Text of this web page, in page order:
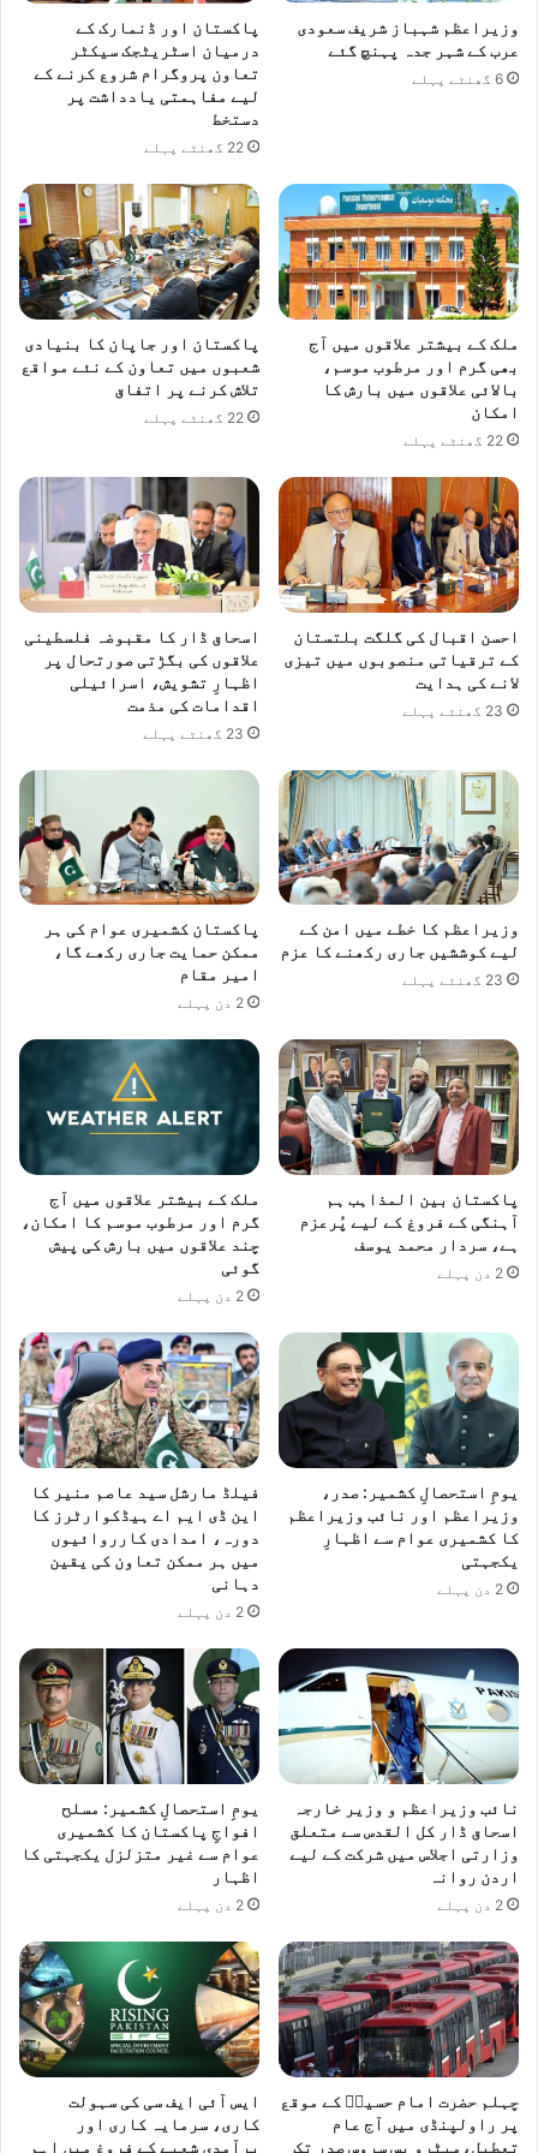
وزیراعظم شہباز شریف سعودی
عرب کے شہر جدہ پہنچ گئے
6 گھنٹے پہلے
پاکستان اور ڈنمارک کے
درمیان اسٹریٹجک سیکٹر
تعاون پروگرام شروع کرنے کے
لیے مفاہمتی یادداشت پر
دستخط
22 گھنٹے پہلے
ملک کے بیشتر علاقوں میں آج
بھی گرم اور مرطوب موسم،
بالائی علاقوں میں بارش کا
امکان
22 گھنٹے پہلے
پاکستان اور جاپان کا بنیادی
شعبوں میں تعاون کے نئے مواقع
تلاش کرنے پر اتفاق
22 گھنٹے پہلے
احسن اقبال کی گلگت بلتستان
کے ترقیاتی منصوبوں میں تیزی
لانے کی ہدایت
23 گھنٹے پہلے
اسحاق ڈار کا مقبوضہ فلسطینی
علاقوں کی بگڑتی صورتحال پر
اظہارِ تشویش، اسرائیلی
اقدامات کی مذمت
23 گھنٹے پہلے
وزیراعظم کا خطے میں امن کے
لیے کوششیں جاری رکھنے کا عزم
23 گھنٹے پہلے
پاکستان کشمیری عوام کی ہر
ممکن حمایت جاری رکھے گا،
امیر مقام
2 دن پہلے
پاکستان بین المذاہب ہم
آہنگی کے فروغ کے لیے پُرعزم
ہے، سردار محمد یوسف
2 دن پہلے
ملک کے بیشتر علاقوں میں آج
گرم اور مرطوب موسم کا امکان،
چند علاقوں میں بارش کی پیش
گوئی
2 دن پہلے
یومِ استحصالِ کشمیر: صدر،
وزیراعظم اور نائب وزیراعظم
کا کشمیری عوام سے اظہارِ
یکجہتی
2 دن پہلے
فیلڈ مارشل سید عاصم منیر کا
این ڈی ایم اے ہیڈکوارٹرز کا
دورہ، امدادی کارروائیوں
میں ہر ممکن تعاون کی یقین
دہانی
2 دن پہلے
نائب وزیراعظم و وزیر خارجہ
اسحاق ڈار کل القدس سے متعلق
وزارتی اجلاس میں شرکت کے لیے
اردن روانہ
2 دن پہلے
یومِ استحصالِ کشمیر: مسلح
افواجِ پاکستان کا کشمیری
عوام سے غیر متزلزل یکجہتی کا
اظہار
2 دن پہلے
چہلم حضرت امام حسینؓ کے موقع
پر راولپنڈی میں آج عام
تعطیل،میٹرو بس سروس صدر تک
ایس آئی ایف سی کی سہولت
کاری، سرمایہ کاری اور
برآمدی شعبے کے فروغ میں اہم